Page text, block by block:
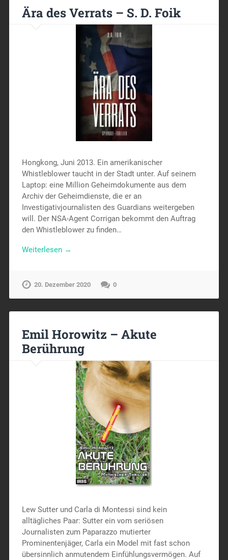
Ära des Verrats – S. D. Foik
Hongkong, Juni 2013. Ein amerikanischer
Whistleblower taucht in der Stadt unter. Auf seinem
Laptop: eine Million Geheimdokumente aus dem
Archiv der Geheimdienste, die er an
Investigativjournalisten des Guardians weitergeben
will. Der NSA-Agent Corrigan bekommt den Auftrag
den Whistleblower zu finden…
Weiterlesen →
20. Dezember 2020 0
Emil Horowitz – Akute
Berührung
Lew Sutter und Carla di Montessi sind kein
alltägliches Paar: Sutter ein vom seriösen
Journalisten zum Paparazzo mutierter
Prominentenjäger, Carla ein Model mit fast schon
übersinnlich anmutendem Einfühlungsvermögen. Auf